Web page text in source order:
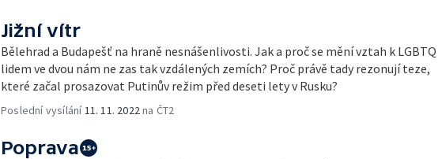
Jižní vítr
Bělehrad a Budapešť na hraně nesnášenlivosti. Jak a proč se mění vztah k LGBTQ
lidem ve dvou nám ne zas tak vzdálených zemích? Proč právě tady rezonují teze,
které začal prosazovat Putinův režim před deseti lety v Rusku?
Poslední vysílání 11. 11. 2022 na ČT2
Poprava